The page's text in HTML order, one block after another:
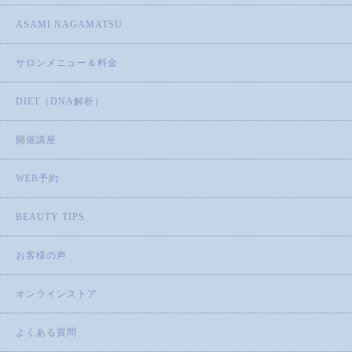
ASAMI NAGAMATSU
サロンメニュー＆料金
DIET（DNA解析）
開催講座
WEB予約
BEAUTY TIPS
お客様の声
オンラインストア
よくある質問